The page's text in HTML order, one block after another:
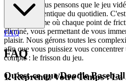
À la base, nous pensons que le jeu
évasion authentique du quotidien.
une plateforme où chaque point de
éliminé, vous permettant de vous
plaisir. Nous gérons toutes les
afin que vous puissiez vous
compte : le frisson du jeu.
1. Reprenez Votre Temps :
FAQ
FAQ
Qu'est-ce que Doodle